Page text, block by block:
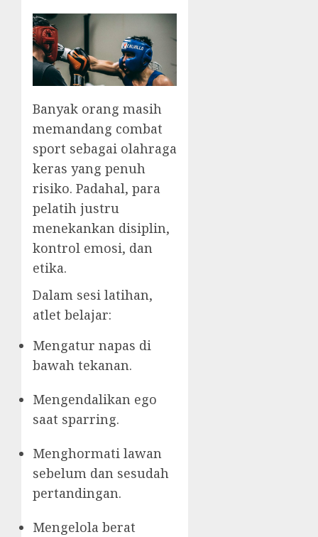
Banyak orang masih
memandang combat
sport sebagai olahraga
keras yang penuh
risiko. Padahal, para
pelatih justru
menekankan disiplin,
kontrol emosi, dan
etika.
Dalam sesi latihan,
atlet belajar:
Mengatur napas di
bawah tekanan.
Mengendalikan ego
saat sparring.
Menghormati lawan
sebelum dan sesudah
pertandingan.
Mengelola berat